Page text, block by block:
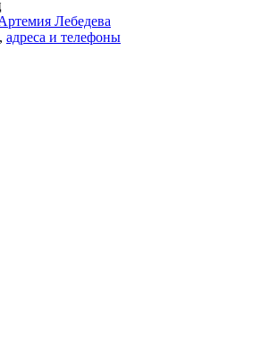
Лебедева
, адреса и телефоны